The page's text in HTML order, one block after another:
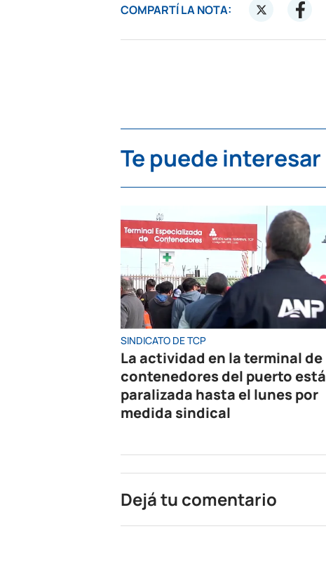
COMPARTÍ LA NOTA:
Te puede interesar
SINDICATO DE TCP
La actividad en la terminal de
contenedores del puerto está
paralizada hasta el lunes por
medida sindical
Dejá tu comentario